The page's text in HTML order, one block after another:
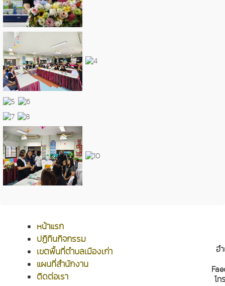
หน้าแรก
ปฏิทินกิจกรรม
เขตพื้นที่ตำบลเมืองเก่า
แผนที่สำนักงาน
ติดต่อเรา
อ
โ